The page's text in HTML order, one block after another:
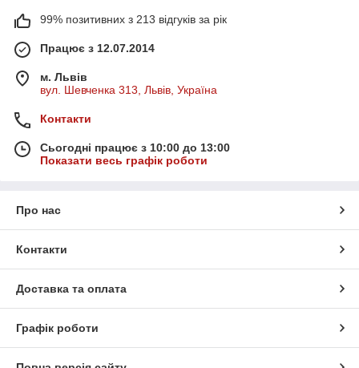
99% позитивних з 213 відгуків за рік
Працює з 12.07.2014
м. Львів
вул. Шевченка 313, Львів, Україна
Контакти
Сьогодні працює з 10:00 до 13:00
Показати весь графік роботи
Про нас
Контакти
Доставка та оплата
Графік роботи